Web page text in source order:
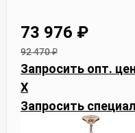
73 976 ₽
92 470₽
Запросить опт.
X
Запросить